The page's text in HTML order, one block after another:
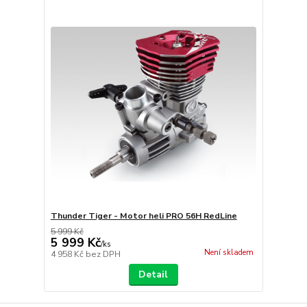
Thunder Tiger - Motor heli PRO 56H RedLine
5 999 Kč
5 999 Kč/ks
4 958 Kč bez DPH Není skladem
Detail